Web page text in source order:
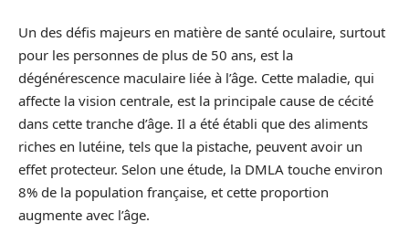
Un des défis majeurs en matière de santé oculaire, surtout
pour les personnes de plus de 50 ans, est la
dégénérescence maculaire liée à l’âge. Cette maladie, qui
affecte la vision centrale, est la principale cause de cécité
dans cette tranche d’âge. Il a été établi que des aliments
riches en lutéine, tels que la pistache, peuvent avoir un
effet protecteur. Selon une étude, la DMLA touche environ
8% de la population française, et cette proportion
augmente avec l’âge.